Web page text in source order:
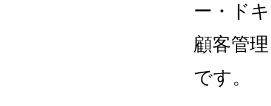
ー・ド
顧客管
です。